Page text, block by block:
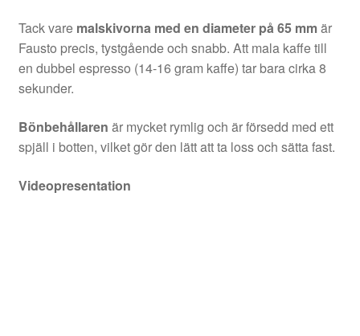
Tack vare malskivorna med en diameter på 65 mmär
Fausto precis, tystgående och snabb. Att mala kaffe till
en dubbel espresso (14-16 gram kaffe) tar bara cirka 8
sekunder.
Bönbehållaren är mycket rymlig och är försedd med ett
spjäll i botten, vilket gör den lätt att ta loss och sätta fast.
Videopresentation